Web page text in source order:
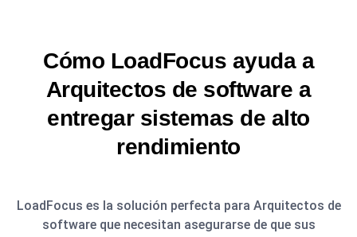
Cómo LoadFocus ayuda a
Arquitectos de software a
entregar sistemas de alto
rendimiento
LoadFocus es la solución perfecta para Arquitectos de
software que necesitan asegurarse de que sus